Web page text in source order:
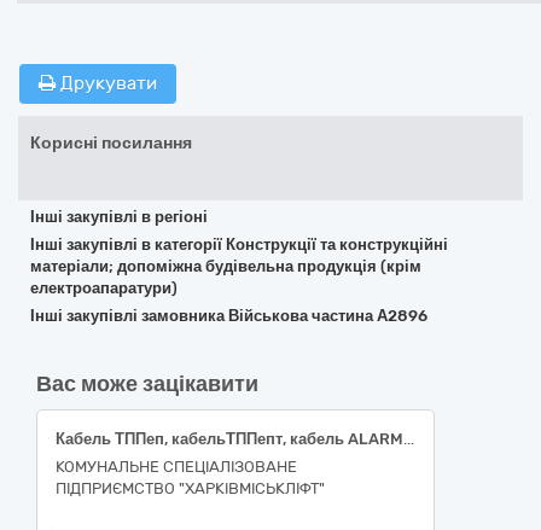
Друкувати
Корисні посилання
Інші закупівлі в регіоні
Інші закупівлі в категорії Конструкції та конструкційні
матеріали; допоміжна будівельна продукція (крім
електроапаратури)
Інші закупівлі замовника Військова частина А2896
Вас може зацікавити
Кабель ТППеп, кабельТППепт, кабель ALARM, з’єднувач кабельний та інша продукція (код ДК 021:2015 44320000-9 «Кабелі та супутня продукція»)
КОМУНАЛЬНЕ СПЕЦІАЛІЗОВАНЕ
ПІДПРИЄМСТВО "ХАРКІВМІСЬКЛІФТ"